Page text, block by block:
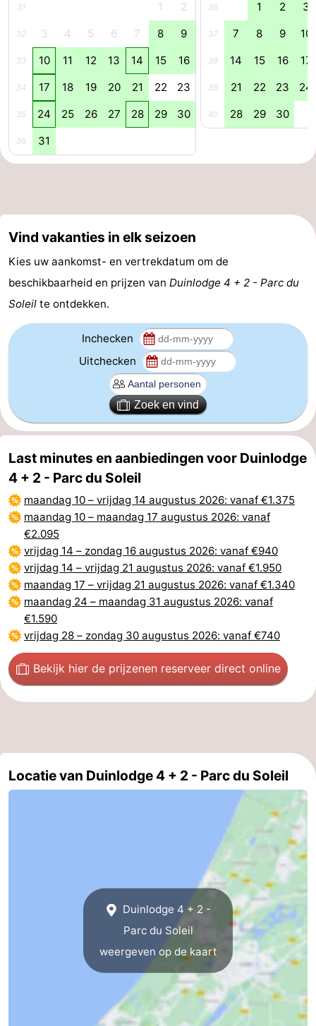
Leiden
Bollenstreek
Natuur
Hollands
Katwijk
-
Den
Haag
-
Rotterdam
-
Rockanje
Weer
Contact
31 1 2
32 3 4 5 6 7 8 9
33 10 11 12 13 14 15 16
34 17 18 19 20 21 22 23
35 24 25 26 27 28 29 30
36 31
36 1 2 3
37 7 8 9 10
38 14 15 16 17
39 21 22 23 24
40 28 29 30
Vind vakanties in elk seizoen
Kies uw aankomst- en vertrekdatum om de
beschikbaarheid en prijzen van Duinlodge 4 + 2 - Parc du
Soleil te ontdekken.
Inchecken
Uitchecken
Zoek en vind
Last minutes en aanbiedingen voor Duinlodge
4 + 2 - Parc du Soleil
maandag 10 – vrijdag 14 augustus 2026: vanaf €1.375
maandag 10 – maandag 17 augustus 2026: vanaf
€2.095
vrijdag 14 – zondag 16 augustus 2026: vanaf €940
vrijdag 14 – vrijdag 21 augustus 2026: vanaf €1.950
maandag 17 – vrijdag 21 augustus 2026: vanaf €1.340
maandag 24 – maandag 31 augustus 2026: vanaf
€1.590
vrijdag 28 – zondag 30 augustus 2026: vanaf €740
Bekijk hier de prijzenen reserveer direct online
Locatie van Duinlodge 4 + 2 - Parc du Soleil
Duinlodge 4 + 2 -
Parc du Soleil
weergeven op de kaart